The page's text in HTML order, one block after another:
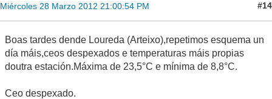
Miércoles 28 Marzo 2012 21:00:54 PM #14
Boas tardes dende Loureda (Arteixo),repetimos esquema un
día máis,ceos despexados e temperaturas máis propias
doutra estación.Máxima de 23,5°C e mínima de 8,8°C.
Ceo despexado.